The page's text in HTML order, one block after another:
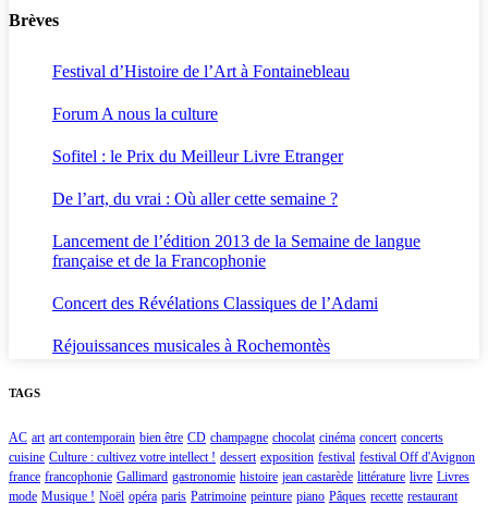
Brèves
Festival d’Histoire de l’Art à Fontainebleau
Forum A nous la culture
Sofitel : le Prix du Meilleur Livre Etranger
De l’art, du vrai : Où aller cette semaine ?
Lancement de l’édition 2013 de la Semaine de langue
française et de la Francophonie
Concert des Révélations Classiques de l’Adami
Réjouissances musicales à Rochemontès
TAGS
AC art art contemporain bien être CD champagne chocolat cinéma concert concerts
cuisine Culture : cultivez votre intellect ! dessert exposition festival festival Off d'Avignon
france francophonie Gallimard gastronomie histoire jean castarède littérature livre Livres
mode Musique ! Noël opéra paris Patrimoine peinture piano Pâques recette restaurant